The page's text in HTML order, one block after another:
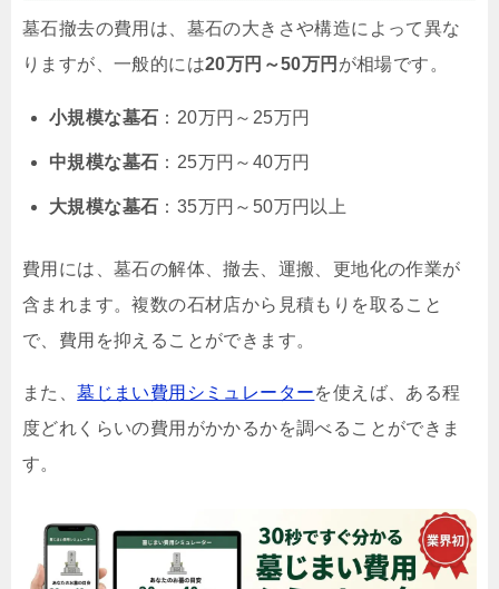
墓石撤去の費用は、墓石の大きさや構造によって異な
りますが、一般的には20万円～50万円 が相場です。
小規模な墓石 ：20万円～25万円
中規模な墓石 ：25万円～40万円
大規模な墓石 ：35万円～50万円以上
費用には、墓石の解体、撤去、運搬、更地化の作業が
含まれます。複数の石材店から見積もりを取ること
で、費用を抑えることができます。
また、墓じまい費用シミュレーターを使えば、ある程
度どれくらいの費用がかかるかを調べることができま
す。